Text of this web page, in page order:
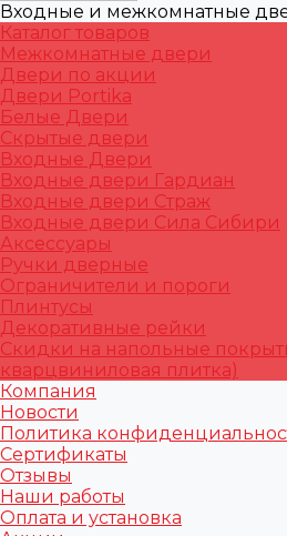
Входные и межкомнатные
Каталог товаров
Межкомнатные двери
Двери по акции
Двери Portika
Белые Двери
Скрытые двери
Входные Двери
Входные двери Гардиан
Входные двери Страж
Входные двери Сила Сибири
Аксессуары
Ручки дверные
Ограничители и пороги
Плинтусы
Декоративные рейки
Скидки на напольные
кварцвиниловая плитка)
Компания
Новости
Политика
Сертификаты
Отзывы
Наши работы
Оплата и установка